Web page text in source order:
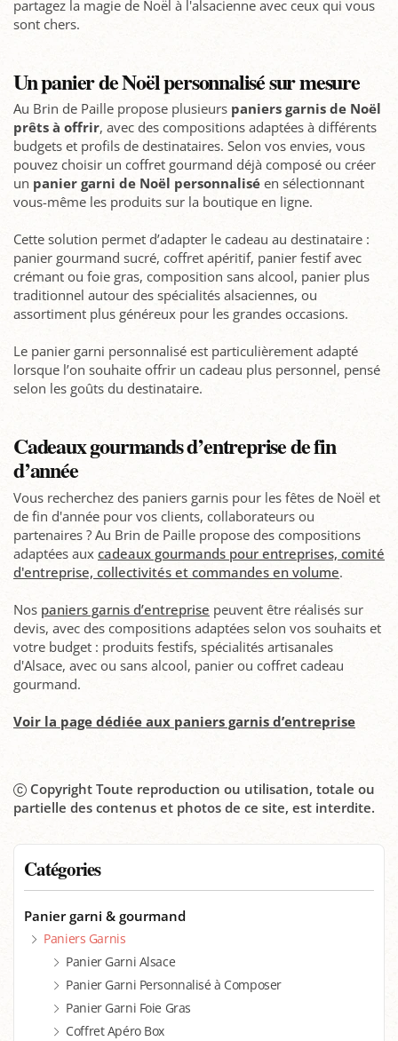
Catégories
Panier garni & gourmand
Paniers Garnis
Panier Garni Alsace
Panier Garni Personnalisé à Composer
Panier Garni Foie Gras
Coffret Apéro Box
partagez la magie de Noël à l'alsacienne avec ceux qui vous
sont chers.
Un panier de Noël personnalisé sur mesure
Au Brin de Paille propose plusieurs paniers garnis de Noël
prêts à offrir, avec des compositions adaptées à différents
budgets et profils de destinataires. Selon vos envies, vous
pouvez choisir un coffret gourmand déjà composé ou créer
un panier garni de Noël personnalisé en sélectionnant
vous-même les produits sur la boutique en ligne.
Cette solution permet d’adapter le cadeau au destinataire :
panier gourmand sucré, coffret apéritif, panier festif avec
crémant ou foie gras, composition sans alcool, panier plus
traditionnel autour des spécialités alsaciennes, ou
assortiment plus généreux pour les grandes occasions.
Le panier garni personnalisé est particulièrement adapté
lorsque l’on souhaite offrir un cadeau plus personnel, pensé
selon les goûts du destinataire.
Cadeaux gourmands d’entreprise de fin
d’année
Vous recherchez des paniers garnis pour les fêtes de Noël et
de fin d'année pour vos clients, collaborateurs ou
partenaires ? Au Brin de Paille propose des compositions
adaptées aux cadeaux gourmands pour entreprises, comité
d'entreprise, collectivités et commandes en volume.
Nos paniers garnis d’entreprise peuvent être réalisés sur
devis, avec des compositions adaptées selon vos souhaits et
votre budget : produits festifs, spécialités artisanales
d'Alsace, avec ou sans alcool, panier ou coffret cadeau
gourmand.
Voir la page dédiée aux paniers garnis d’entreprise
Copyright Toute reproduction ou utilisation, totale ou
partielle des contenus et photos de ce site, est interdite.